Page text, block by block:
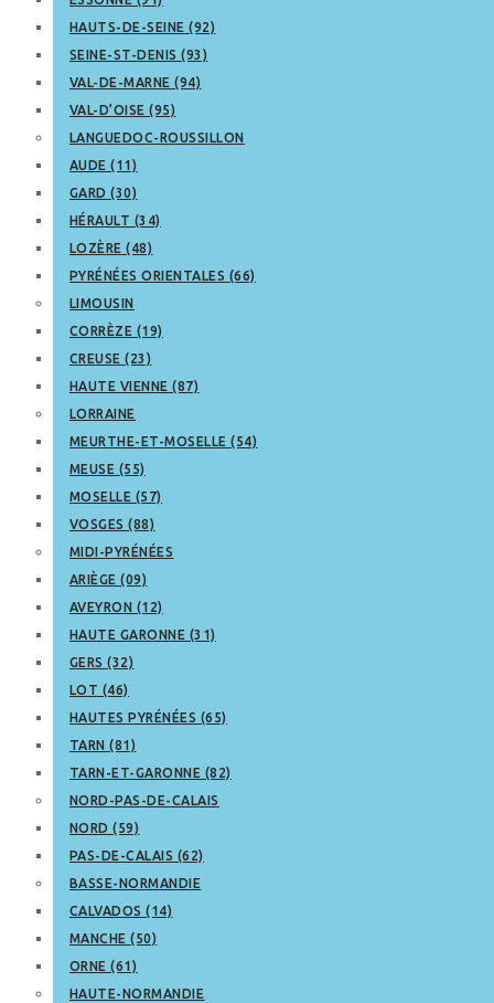
HAUTS-DE-SEINE (92)
SEINE-ST-DENIS (93)
VAL-DE-MARNE (94)
VAL-D’OISE (95)
LANGUEDOC-ROUSSILLON
AUDE (11)
GARD (30)
HÉRAULT (34)
LOZÈRE (48)
PYRÉNÉES ORIENTALES (66)
LIMOUSIN
CORRÈZE (19)
CREUSE (23)
HAUTE VIENNE (87)
LORRAINE
MEURTHE-ET-MOSELLE (54)
MEUSE (55)
MOSELLE (57)
VOSGES (88)
MIDI-PYRÉNÉES
ARIÈGE (09)
AVEYRON (12)
HAUTE GARONNE (31)
GERS (32)
LOT (46)
HAUTES PYRÉNÉES (65)
TARN (81)
TARN-ET-GARONNE (82)
NORD-PAS-DE-CALAIS
NORD (59)
PAS-DE-CALAIS (62)
BASSE-NORMANDIE
CALVADOS (14)
MANCHE (50)
ORNE (61)
HAUTE-NORMANDIE